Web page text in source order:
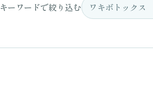
キーワードで絞り込む